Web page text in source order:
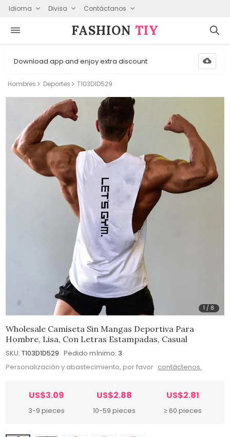
Idioma Divisa Contáctanos
FASHION⁠ TIY
Download app and enjoy extra discount
Hombres Deportes T103D1D529
1 / 8
Wholesale Camiseta Sin Mangas Deportiva Para
Hombre, Lisa, Con Letras Estampadas, Casual
SKU: T103D1D529 Pedido mínimo: 3
Personalización y abastecimiento, por favor contáctenos.
US$3.09
3-9 pieces
US$2.88
10-59 pieces
US$2.81
≥ 60 pieces